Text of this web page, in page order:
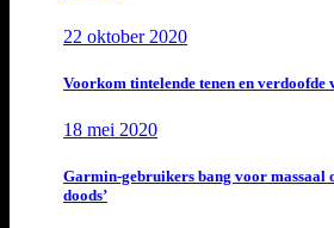
22 oktober 2020
Voorkom tintelende tenen en verdoofde
18 mei 2020
Garmin-gebruikers bang voor massaal
doods’